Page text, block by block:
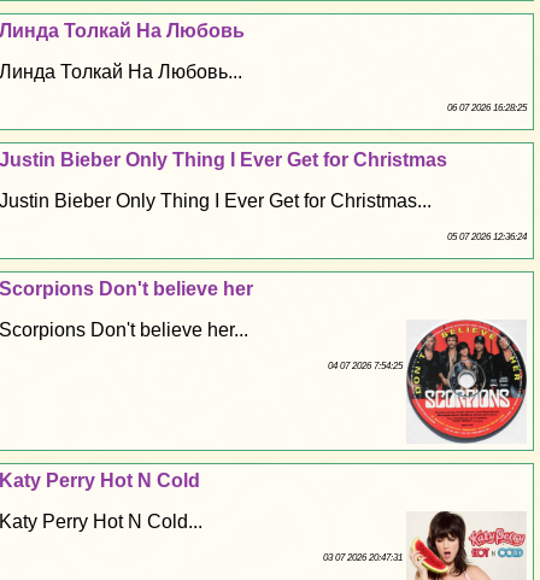
Линда Толкай На Любовь
Линда Толкай На Любовь...
06 07 2026 16:28:25
Justin Bieber Only Thing I Ever Get for Christmas
Justin Bieber Only Thing I Ever Get for Christmas...
05 07 2026 12:36:24
Scorpions Don't believe her
Scorpions Don't believe her...
04 07 2026 7:54:25
Katy Perry Hot N Cold
Katy Perry Hot N Cold...
03 07 2026 20:47:31